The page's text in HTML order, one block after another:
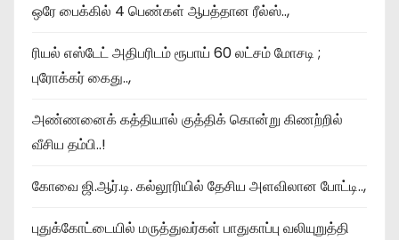
ஒரே பைக்கில் 4 பெண்கள் ஆபத்தான ரீல்ஸ்..,
ரியல் எஸ்டேட் அதிபரிடம் ரூபாய் 60 லட்சம் மோசடி ;
புரோக்கர் கைது..,
அண்ணனைக் கத்தியால் குத்திக் கொன்று கிணற்றில்
வீசிய தம்பி..!
கோவை ஜி.ஆர்.டி. கல்லூரியில் தேசிய அளவிலான போட்டி..,
புதுக்கோட்டையில் மருத்துவர்கள் பாதுகாப்பு வலியுறுத்தி